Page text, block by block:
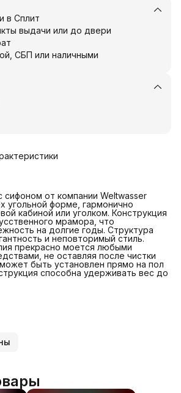
в Сплит
выдачи или до двери
СБП или наличными
от компании Weltwasser
угольной форме, гармонично
кабиной или уголком. Конструкция
мрамора, что
на долгие годы. Структура
и неповторимый стиль.
прекрасно моется любыми
не оставляя после чистки
быть установлен прямо на пол
способна удерживать вес до